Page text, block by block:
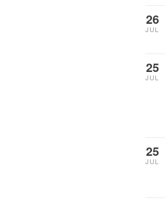
26
JUL
25
JUL
25
JUL